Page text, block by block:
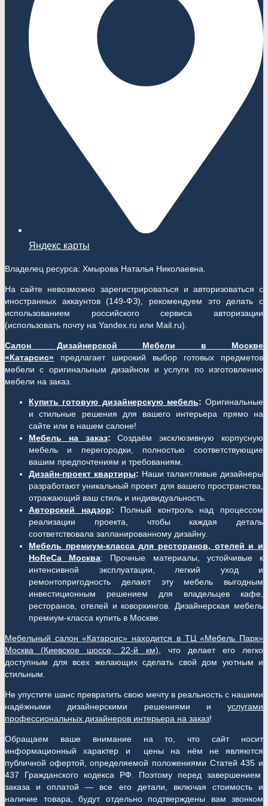
Яндекс карты
Владелец ресурса: Хмырова Наталья Николаевна.
На сайте невозможно зарегистрироваться и авторизоваться с
иностранных аккаунтов (149-ФЗ), рекомендуем это делать с
использованием российского сервиса авторизации
(использовать почту на Yandex.ru или Mail.ru).
Салон Дизайнерской Мебели в Москве
«Катарсис»
предлагает широкий выбор готовых предметов
мебели с оригинальным дизайном и услуги по изготовлению
мебели на заказ.
Купить готовую дизайнерскую мебель: Оригинальные
и стильные решения для вашего интерьера прямо на
сайте или в нашем салоне!
Мебель на заказ: Создаём эксклюзивную корпусную
мебель и перегородки, полностью соответствующие
вашим предпочтениям и требованиям.
Дизайн-проект квартиры: Наши талантливые дизайнеры
разработают уникальный проект для вашего пространства,
отражающий ваш стиль и индивидуальность.
Авторский надзор: Полный контроль над процессом
реализации проекта, чтобы каждая деталь
соответствовала запланированному дизайну.
Мебель премиум-класса для ресторанов, отелей и и
HoReCa Москва: Прочные материалы, устойчивые к
интенсивной эксплуатации, легкий уход и
ремонтопригодность делают эту мебель выгодным
инвестиционным решением для владельцев кафе,
ресторанов, отелей и коворкингов. Дизайнерская мебель
премиум-класса купить в Москве.
Мебельный салон «Катарсис» находится в ТЦ «Мебель Парк»
Москва (Киевское шоссе, 22-й км) , что делает его легко
доступным для всех желающих сделать свой дом уютным и
стильным.
Не упустите шанс превратить свою мечту в реальность с нашими
надёжными дизайнерскими решениями и услугами
профессиональных дизайнеров интерьера на заказ!
Обращаем ваше внимание на то, что сайт носит
информационный характер и цены на нём не являются
публичной офертой, определяемой положениями Статей 435 и
437 Гражданского кодекса РФ. Поэтому перед завершением
заказа и оплатой — все его детали, включая стоимость и
наличие товара, будут отдельно подтверждены вам звонком